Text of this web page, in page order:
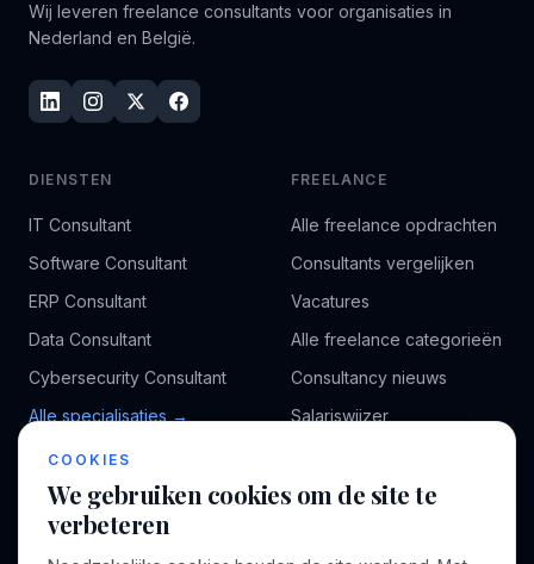
Wij leveren freelance consultants voor organisaties in
Nederland en België.
DIENSTEN
IT Consultant
Software Consultant
ERP Consultant
Data Consultant
Cybersecurity Consultant
Alle specialisaties →
FREELANCE
Alle freelance opdrachten
Consultants vergelijken
Vacatures
Alle freelance categorieën
Consultancy nieuws
Salariswijzer
BEDRIJF
COOKIES
We gebruiken cookies om de site te
verbeteren